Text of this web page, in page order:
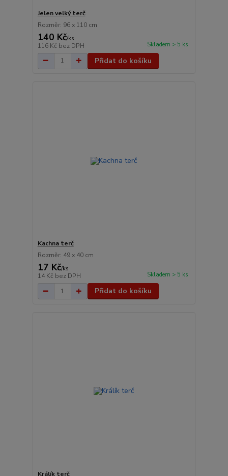
Jelen velký terč
Rozměr: 96 x 110 cm
140 Kč/ks
116 Kč bez DPH Skladem > 5 ks
Přidat do košíku
Kachna terč
Rozměr: 49 x 40 cm
17 Kč/ks
14 Kč bez DPH Skladem > 5 ks
Přidat do košíku
Králík terč